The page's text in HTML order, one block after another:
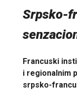
Srpsko-
Francuski
i regionalnim
srpsko-